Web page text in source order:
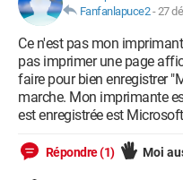
Fanfanlapuce2-27
Ce n'est pas mon
pas imprimer une page
faire pour bien enregistrer
marche. Mon imprimante
est enregistrée est
Répondre (1) Moi